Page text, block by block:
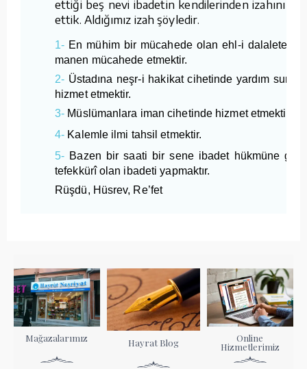
ettiği beş nevi ibadetin kendilerinden izahını
ettik. Aldığımız izah şöyledir.
1- En mühim bir mücahede olan ehl-i dalalete
manen mücahede etmektir.
2- Üstadına neşr-i hakikat cihetinde yardım
hizmet etmektir.
3- Müslümanlara iman cihetinde hizmet etmektir.
4- Kalemle ilmi tahsil etmektir.
5- Bazen bir saati bir sene ibadet hükmüne
tefekkürî olan ibadeti yapmaktır.
Rüşdü, Hüsrev, Re’fet
Mağazalarımız Hayrat Blog Online
Hizmetlerimiz